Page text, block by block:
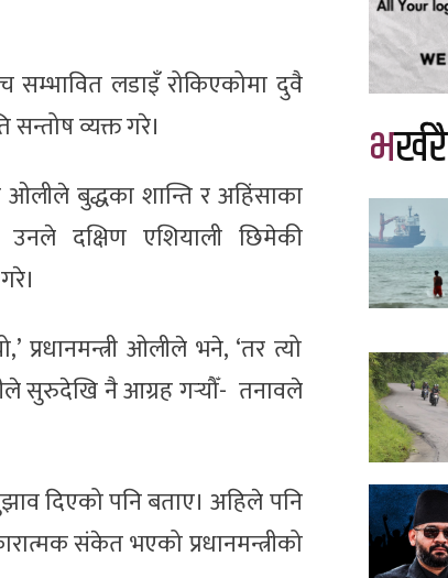
सम्भावित लडाइँ रोकिएकोमा दुवै
सन्तोष व्यक्त गरे।
ओलीले बुद्धका शान्ति र अहिंसाका
दक्षिण एशियाली छिमेकी
प्रधानमन्त्री ओलीले भने, ‘तर त्यो
सुरुदेखि नै आग्रह गर्‍यौँ- तनावले
दिएको पनि बताए। अहिले पनि
संकेत भएको प्रधानमन्त्रीको
भर्खरै